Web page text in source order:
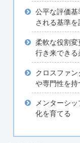
公平な評価
される基準を
柔軟な役割
行き来できる
クロスファ
や専門性を持
メンターシ
化を育てる